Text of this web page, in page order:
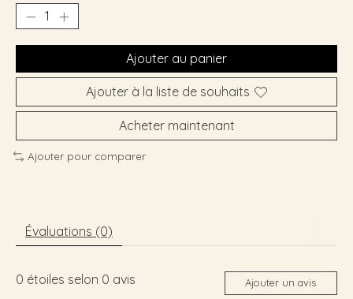
Ajouter au panier
Ajouter à la liste de souhaits
Acheter maintenant
Ajouter pour comparer
Évaluations (0)
0 étoiles selon 0 avis Ajouter un avis